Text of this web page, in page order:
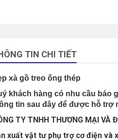
TIN CHI TIẾT
xà gồ treo ống thép
khách hàng có nhu cầu báo
tin sau đây để được hỗ trợ
TY TNHH THƯƠNG MẠI VÀ
xuất vật tư phụ trợ cơ điện và